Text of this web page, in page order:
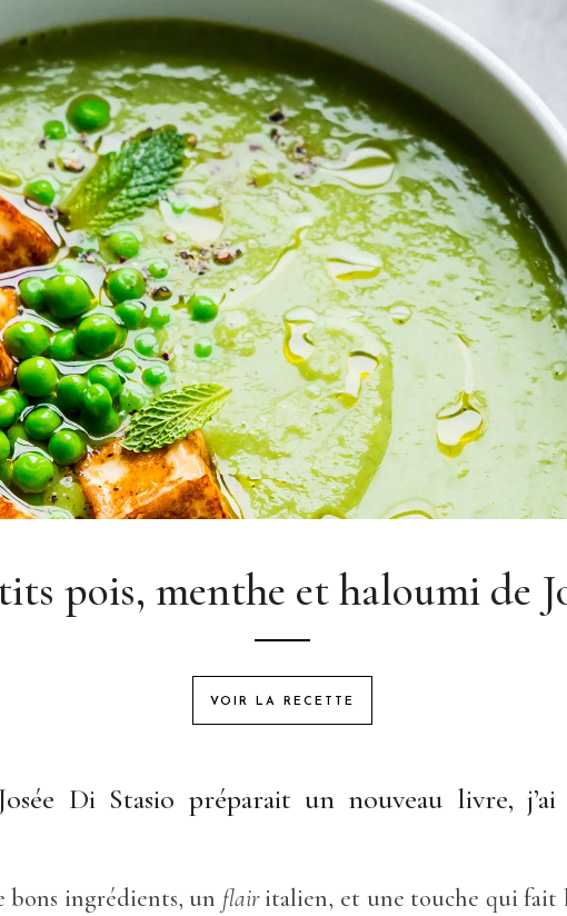
pois, menthe et haloumi de
VOIR LA RECETTE
Di Stasio préparait un nouveau livre,
bons ingrédients, un flairitalien, et une touche qui fait